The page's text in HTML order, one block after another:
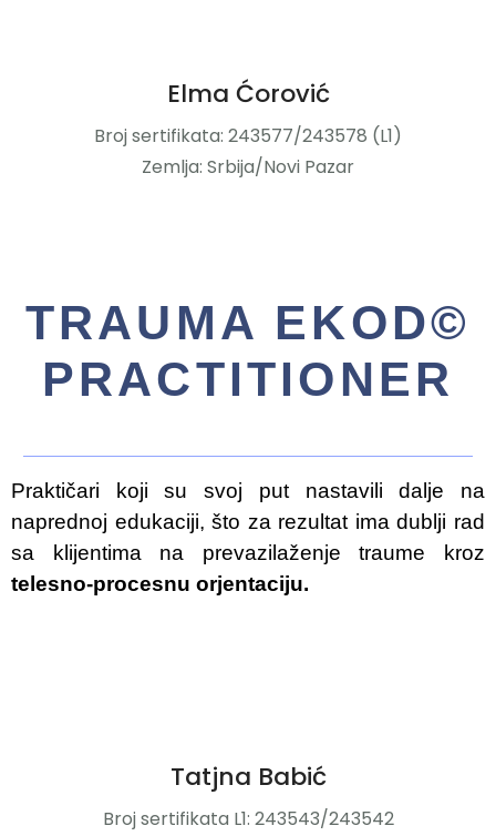
Elma Ćorović
Broj sertifikata: 243577/243578 (L1)
Zemlja: Srbija/Novi Pazar
TRAUMA EKOD©
PRACTITIONER
Praktičari koji su svoj put nastavili dalje na
naprednoj edukaciji, što za rezultat ima dublji rad
sa klijentima na prevazilaženje traume kroz
telesno-procesnu orjentaciju.
Tatjna Babić
Broj sertifikata L1: 243543/243542